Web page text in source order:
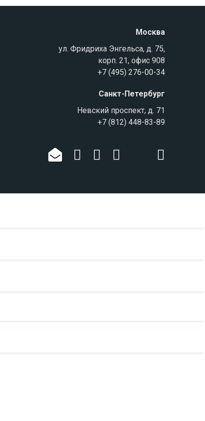
Москва
ул. Фридриха Энгельса, д. 75,
корп. 21, офис 908
+7 (495) 276-00-34
Санкт-Петербург
Невский проспект, д. 71
+7 (812) 448-83-89